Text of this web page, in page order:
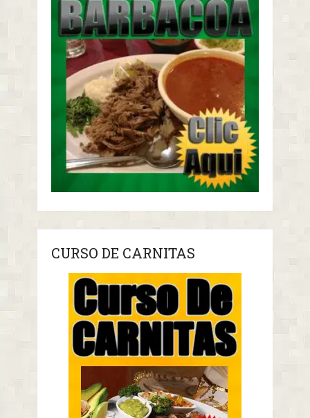
CURSO DE CARNITAS